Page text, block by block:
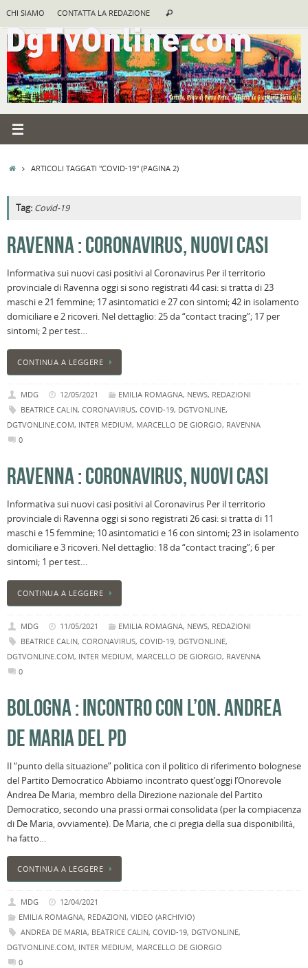
contenuto
CHI SIAMO CONTATTA LA REDAZIONE Cerca
HOMEARTICOLI TAGGATI "COVID-19"(PAGINA 2)
Tag: Covid-19
RAVENNA : CORONAVIRUS, NUOVI CASI
Informativa sui nuovi casi positivi al Coronavirus Per il territorio
provinciale di Ravenna oggi si sono registrati 44 casi: si tratta di 23
maschi e 21 femmine; 17 asintomatici e 27 con sintomi; 42 in isolamento
domiciliare e 2 ricoveri. Nel dettaglio: 25 da “contact tracing”; 17 per
sintomi; 2 per test…
CONTINUA A LEGGERE
MDG 12/05/2021 EMILIA ROMAGNA, NEWS, REDAZIONI
BEATRICE CALIN, CORONAVIRUS, COVID-19, DGTVONLINE,
DGTVONLINE.COM, INTER MEDIUM, MARCELLO DE GIORGIO, RAVENNA
0
RAVENNA : CORONAVIRUS, NUOVI CASI
Informativa sui nuovi casi positivi al Coronavirus Per il territorio
provinciale di Ravenna oggi si sono registrati 26 casi: si tratta di 11
maschi e 15 femmine; 10 asintomatici e 16 con sintomi; 23 in isolamento
domiciliare e 3 ricoveri. Nel dettaglio: 18 da “contact tracing”; 6 per
sintomi; 1 per test…
CONTINUA A LEGGERE
MDG 11/05/2021 EMILIA ROMAGNA, NEWS, REDAZIONI
BEATRICE CALIN, CORONAVIRUS, COVID-19, DGTVONLINE,
DGTVONLINE.COM, INTER MEDIUM, MARCELLO DE GIORGIO, RAVENNA
0
BOLOGNA : INCONTRO CON L’ON. ANDREA
DE MARIA DEL PD
Il “punto della situazione” politica con il politico di riferimento bolognese
del Partito Democratico Abbiamo incontrato quest’oggi l’Onorevole
Andrea De Maria, membro della Direzione nazionale del Partito
Democratico, secondo una prassi ormai consolidata (per la compiacenza
di De Maria, ovviamente). De Maria, che ci pregia della sua disponibilità,
ha fatto…
CONTINUA A LEGGERE
MDG
12/04/2021
EMILIA ROMAGNA, REDAZIONI, VIDEO (ARCHIVIO)
ANDREA DE MARIA, BEATRICE CALIN, COVID-19, DGTVONLINE,
DGTVONLINE.COM, INTER MEDIUM, MARCELLO DE GIORGIO
0